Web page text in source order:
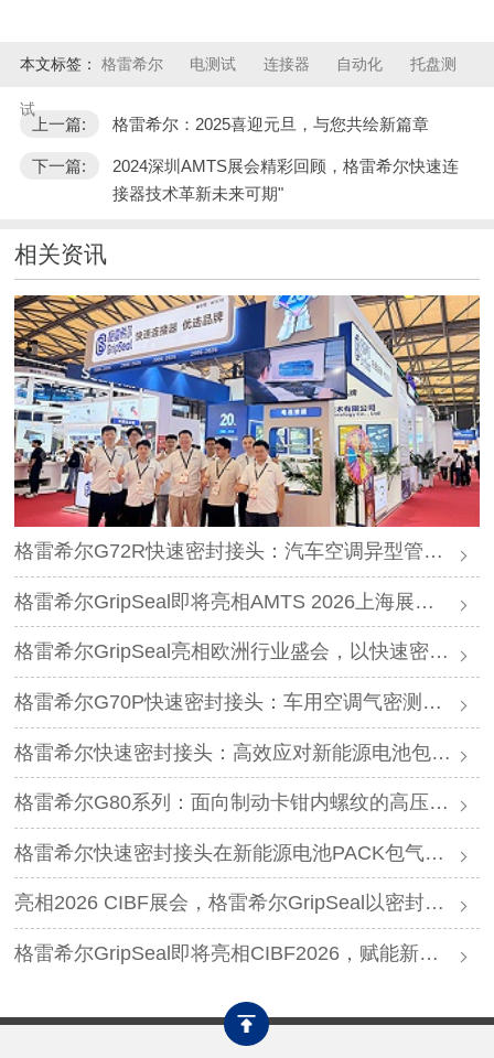
本文标签： 格雷希尔 电测试 连接器 自动化 托盘测
试
上一篇: 格雷希尔：2025喜迎元旦，与您共绘新篇章
下一篇:
2024深圳AMTS展会精彩回顾，格雷希尔快速连
接器技术革新未来可期"
相关资讯
格雷希尔G72R快速密封接头：汽车空调异型管口测试方案
格雷希尔GripSeal即将亮相AMTS 2026上海展，以密封技术赋能汽车制造
格雷希尔GripSeal亮相欧洲行业盛会，以快速密封技术赋能欧洲新能源产业链
格雷希尔G70P快速密封接头：车用空调气密测试的可靠选择
格雷希尔快速密封接头：高效应对新能源电池包防爆阀测试难题
格雷希尔G80系列：面向制动卡钳内螺纹的高压密封连接方案
格雷希尔快速密封接头在新能源电池PACK包气密测试中的应用
亮相2026 CIBF展会，格雷希尔GripSeal以密封连接硬核实力圈粉
格雷希尔GripSeal即将亮相CIBF2026，赋能新能源产业绿色发展